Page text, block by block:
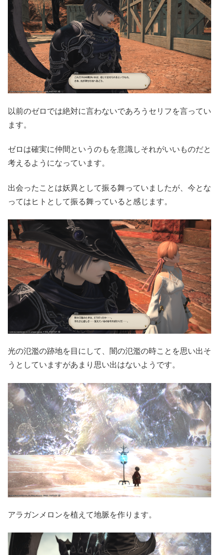
以前のゼロでは絶対に言わないであろうセリフを言ってい
ます。
ゼロは確実に仲間というのもを意識しそれがいいものだと
考えるようになっています。
出会ったことは妖異として振る舞っていましたが、今とな
ってはヒトとして振る舞っていると感じます。
光の氾濫の跡地を目にして、闇の氾濫の時ことを思い出そ
うとしていますがあまり思い出はないようです。
アラガンメロンを植えて地脈を作ります。